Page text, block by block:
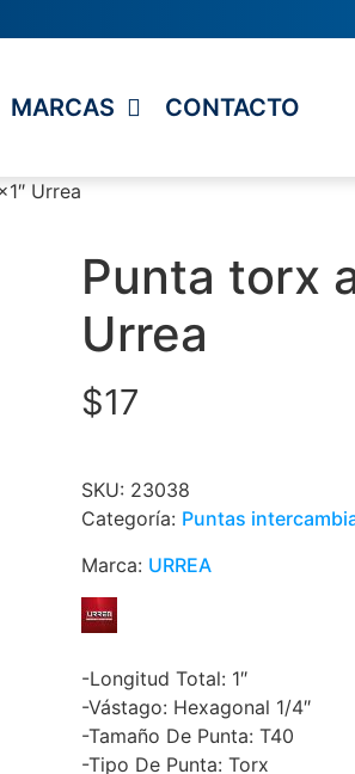
MARCAS CONTACTO
Urrea
Punta torx
Urrea
$17
SKU: 23038
Categoría: Puntas
Marca: URREA
-Longitud Total: 1″
-Vástago: Hexagonal 1/4″
-Tamaño De Punta: T40
-Tipo De Punta: Torx